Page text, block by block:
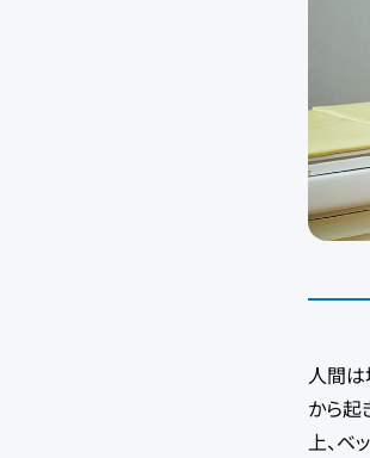
人間は
から起
上、ベ